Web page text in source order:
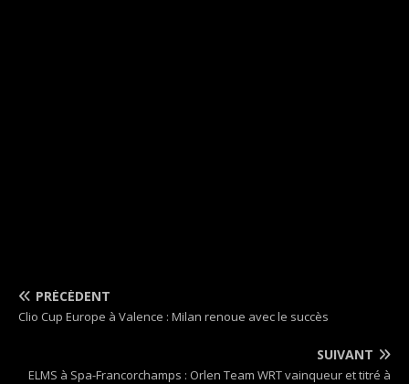
PRÉCÉDENT
Clio Cup Europe à Valence : Milan renoue avec le succès
SUIVANT
ELMS à Spa-Francorchamps : Orlen Team WRT vainqueur et titré à